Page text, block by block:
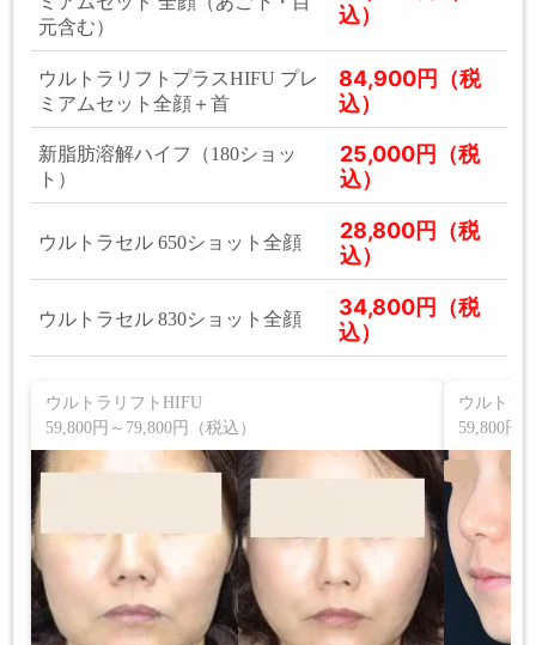
元含む）
込）
ウルトラリフトプラスHIFU プレ
ミアムセット全顔＋首
84,900円（税
込）
新脂肪溶解ハイフ（180ショッ
ト）
25,000円（税
込）
ウルトラセル 650ショット全顔
28,800円（税
込）
ウルトラセル 830ショット全顔
34,800円（税
込）
ウルトラリフトHIFU
59,800円～79,800円（税込）
ウルトラ
59,800円